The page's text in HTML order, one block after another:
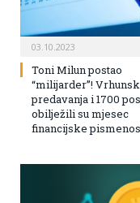
03.10.2023
Toni Milun postao
“milijarder”!
predavanja i 1700
obilježili su mjesec
financijske